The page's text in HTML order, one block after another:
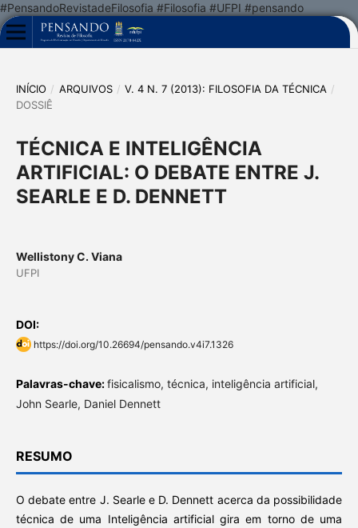
#PensandoRevistadeFilosofia #Filosofia #UFPI #pensando
INÍCIO / ARQUIVOS / V. 4 N. 7 (2013): FILOSOFIA DA TÉCNICA /
DOSSIÊ
TÉCNICA E INTELIGÊNCIA
ARTIFICIAL: O DEBATE ENTRE J.
SEARLE E D. DENNETT
Wellistony C. Viana
UFPI
DOI:
https://doi.org/10.26694/pensando.v4i7.1326
Palavras-chave:fisicalismo, técnica, inteligência artificial,
John Searle, Daniel Dennett
RESUMO
O debate entre J. Searle e D. Dennett acerca da possibilidade
técnica de uma Inteligência artificial gira em torno de uma